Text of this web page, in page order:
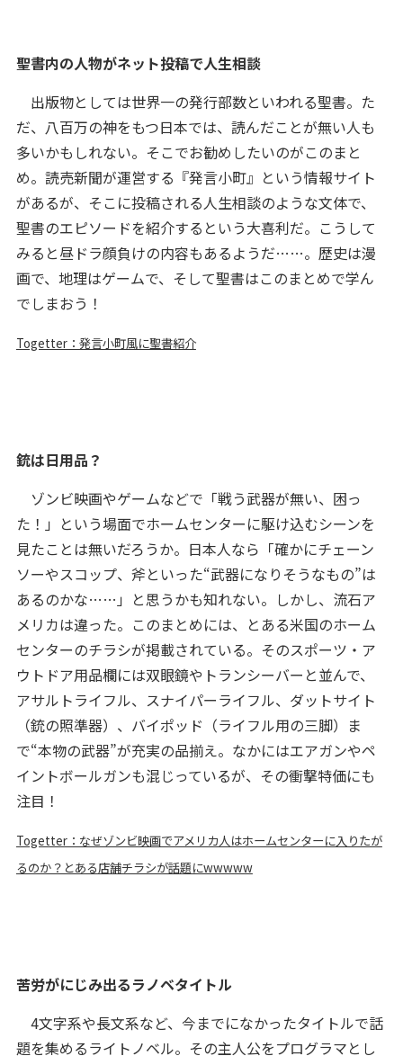
聖書内の人物がネット投稿で人生相談
出版物としては世界一の発行部数といわれる聖書。た
だ、八百万の神をもつ日本では、読んだことが無い人も
多いかもしれない。そこでお勧めしたいのがこのまと
め。読売新聞が運営する『発言小町』という情報サイト
があるが、そこに投稿される人生相談のような文体で、
聖書のエピソードを紹介するという大喜利だ。こうして
みると昼ドラ顔負けの内容もあるようだ……。歴史は漫
画で、地理はゲームで、そして聖書はこのまとめで学ん
でしまおう！
Togetter：発言小町風に聖書紹介
銃は日用品？
ゾンビ映画やゲームなどで「戦う武器が無い、困っ
た！」という場面でホームセンターに駆け込むシーンを
見たことは無いだろうか。日本人なら「確かにチェーン
ソーやスコップ、斧といった“武器になりそうなもの”は
あるのかな……」と思うかも知れない。しかし、流石ア
メリカは違った。このまとめには、とある米国のホーム
センターのチラシが掲載されている。そのスポーツ・ア
ウトドア用品欄には双眼鏡やトランシーバーと並んで、
アサルトライフル、スナイパーライフル、ダットサイト
（銃の照準器）、バイポッド（ライフル用の三脚）ま
で“本物の武器”が充実の品揃え。なかにはエアガンやペ
イントボールガンも混じっているが、その衝撃特価にも
注目！
Togetter：なぜゾンビ映画でアメリカ人はホームセンターに入りたが
るのか？とある店舗チラシが話題にwwwww
苦労がにじみ出るラノベタイトル
4文字系や長文系など、今までになかったタイトルで話
題を集めるライトノベル。その主人公をプログラマとし